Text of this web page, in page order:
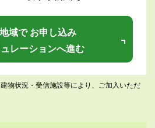
地域で お申し込み
レーションへ進む
物状況・受信施設等により、ご加入いただ